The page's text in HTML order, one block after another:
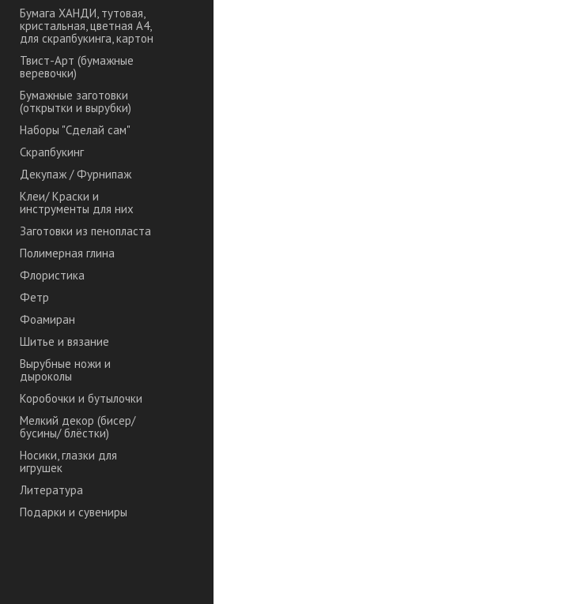
Бумага ХАНДИ, тутовая,
кристальная, цветная А4,
для скрапбукинга, картон
Твист-Арт (бумажные
веревочки)
Бумажные заготовки
(открытки и вырубки)
Наборы "Сделай сам"
Скрапбукинг
Декупаж / Фурнипаж
Клеи/ Краски и
инструменты для них
Заготовки из пенопласта
Полимерная глина
Флористика
Фетр
Фоамиран
Шитье и вязание
Вырубные ножи и
дыроколы
Коробочки и бутылочки
Мелкий декор (бисер/
бусины/ блёстки)
Носики, глазки для
игрушек
Литература
Подарки и сувениры